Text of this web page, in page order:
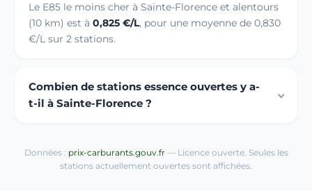
Le E85 le moins cher à Sainte-Florence et alentours
(10 km) est à 0,825 €/L, pour une moyenne de 0,830
€/L sur 2 stations.
Combien de stations essence ouvertes y a-
t-il à Sainte-Florence ?
Données : prix-carburants.gouv.fr— Licence ouverte. Seules les
stations actuellement ouvertes sont affichées.